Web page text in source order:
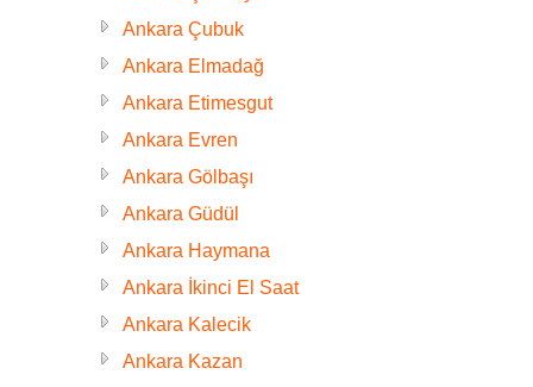
Ankara Çubuk
Ankara Elmadağ
Ankara Etimesgut
Ankara Evren
Ankara Gölbaşı
Ankara Güdül
Ankara Haymana
Ankara İkinci El Saat
Ankara Kalecik
Ankara Kazan